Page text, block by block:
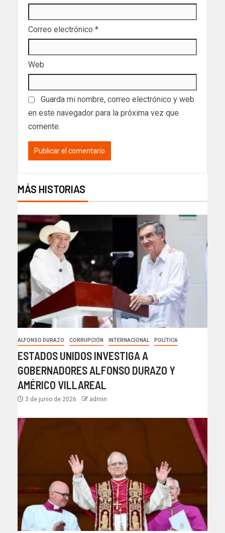
Correo electrónico *
Web
Guarda mi nombre, correo electrónico y web
en este navegador para la próxima vez que
comente.
MÁS HISTORIAS
ALFONSO DURAZO CORRUPCIÓN INTERNACIONAL POLÍTICA
ESTADOS UNIDOS INVESTIGA A
GOBERNADORES ALFONSO DURAZO Y
AMÉRICO VILLAREAL
3 de junio de 2026 admin